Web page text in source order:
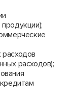
расходов
расходов);